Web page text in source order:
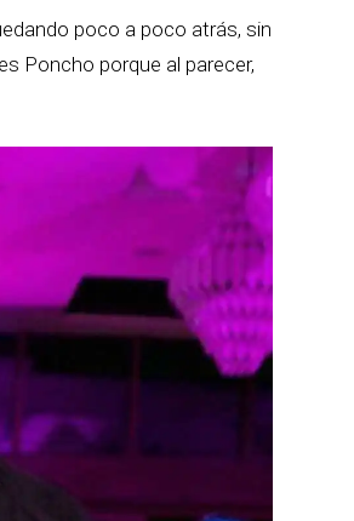
poco a poco atrás, sin
Poncho porque al parecer,